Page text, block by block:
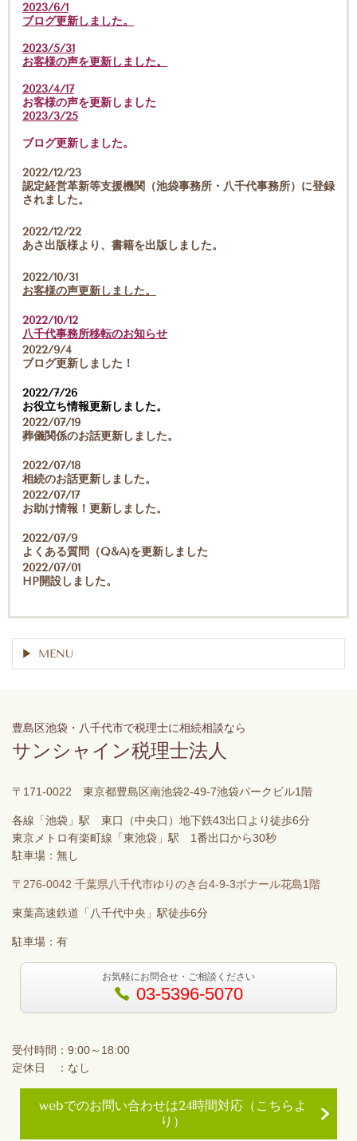
2023/6/1
ブログ更新しました。
2023/5/31
お客様の声を更新しました。
2023/4/17
お客様の声を更新しました
2023/3/25
ブログ更新しました。
2022/12/23
認定経営革新等支援機関（池袋事務所・八千代事務所）に登録
されました。
2022/12/22
あさ出版様より、書籍を出版しました。
2022/10/31
お客様の声更新しました。
2022/10/12
八千代事務所移転のお知らせ
2022/9/4
ブログ更新しました！
2022/7/26
お役立ち情報更新しました。
2022/07/19
葬儀関係のお話更新しました。
2022/07/18
相続のお話更新しました。
2022/07/17
お助け情報！更新しました。
2022/07/9
よくある質問（Q&A)を更新しました
2022/07/01
HP開設しました。
MENU
豊島区池袋・八千代市で税理士に相続相談なら
サンシャイン税理士法人
〒171-0022 東京都豊島区南池袋2-49-7池袋パークビル1階
各線「池袋」駅 東口（中央口）地下鉄43出口より徒歩6分
東京メトロ有楽町線「東池袋」駅 1番出口から30秒
駐車場：無し
〒276-0042 千葉県八千代市ゆりのき台4-9-3ボナール花島1階
東葉高速鉄道「八千代中央」駅徒歩6分
駐車場：有
お気軽にお問合せ・ご相談ください
03-5396-5070
受付時間：9:00～18:00
定休日 ：なし
webでのお問い合わせは24時間対応（こちらよ
り）